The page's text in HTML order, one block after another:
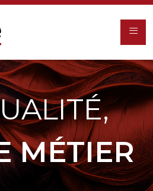
≡
MÉTIER